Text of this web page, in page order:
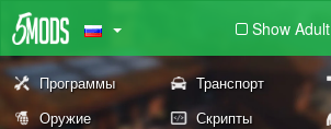
Show Adult
Программы Транспорт
Оружие
Скрипты